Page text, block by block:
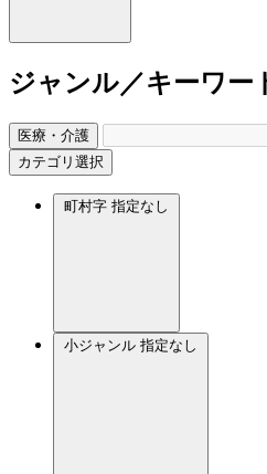
ジャンル／キーワー
医療・介護
カテゴリ選択
町村字 指定なし
小ジャンル 指定なし